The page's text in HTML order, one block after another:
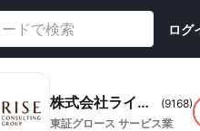
ログ
株式会社ライズ・コンサルティング・グループ (9168)
東証グロース サービス業